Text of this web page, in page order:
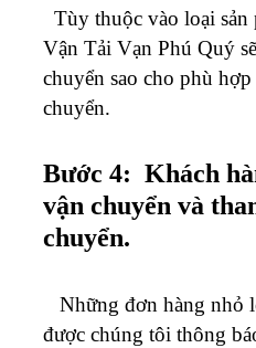
Tùy thuộc vào loại sản
Vận Tải Vạn Phú Quý
chuyển sao cho phù
chuyển.
Bước 4: Khách
vận chuyển và
chuyển.
Những đơn hàng nhỏ
được chúng tôi thông